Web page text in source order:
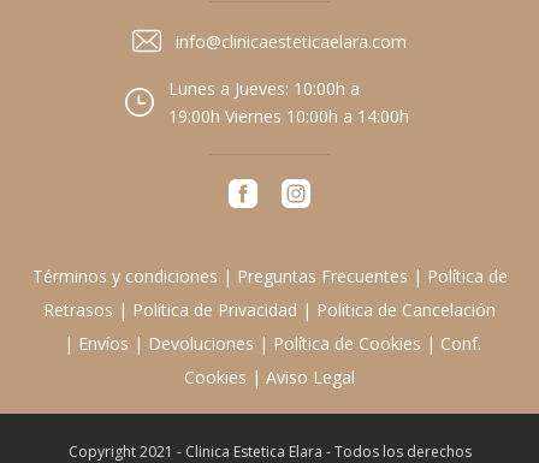
info@clinicaesteticaelara.com
Lunes a Jueves: 10:00h a
19:00h Viernes 10:00h a 14:00h
Términos y condiciones | Preguntas Frecuentes | Política de
Retrasos | Política de Privacidad | Política de Cancelación
| Envíos | Devoluciones | Política de Cookies | Conf.
Cookies | Aviso Legal
Copyright 2021 - Clinica Estetica Elara - Todos los derechos